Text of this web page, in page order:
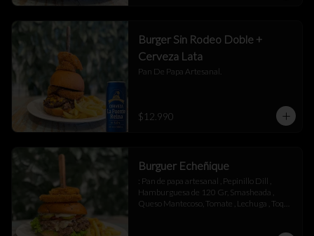
Burger Sin Rodeo Doble +
Cerveza Lata
Pan De Papa Artesanal.
$12.990
Burguer Echeñique
: Pan de papa artesanal , Pepinillo Dill ,
Hamburguesa de 120 Gr, Smasheada ,
Queso Mantecoso, Tomate , Lechuga , Toque